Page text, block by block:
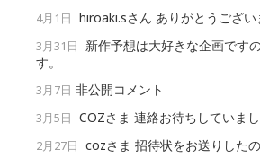
4月1日 hiroaki.sさん ありがとうござい
3月31日
新作予想は大好きな企画です
す。
3月7日 非公開コメント
3月5日 COZさま 連絡お待ちしていま
2月27日 cozさま 招待状をお送りした